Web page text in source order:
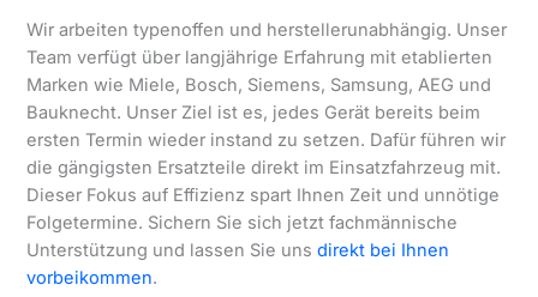
Wir arbeiten typenoffen und herstellerunabhängig. Unser
Team verfügt über langjährige Erfahrung mit etablierten
Marken wie Miele, Bosch, Siemens, Samsung, AEG und
Bauknecht. Unser Ziel ist es, jedes Gerät bereits beim
ersten Termin wieder instand zu setzen. Dafür führen wir
die gängigsten Ersatzteile direkt im Einsatzfahrzeug mit.
Dieser Fokus auf Effizienz spart Ihnen Zeit und unnötige
Folgetermine. Sichern Sie sich jetzt fachmännische
Unterstützung und lassen Sie unsdirekt bei Ihnen
vorbeikommen.